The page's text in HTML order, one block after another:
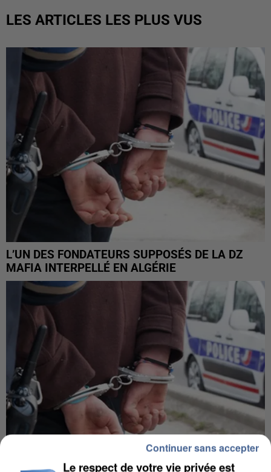
LES ARTICLES LES PLUS VUS
L’UN DES FONDATEURS SUPPOSÉS DE LA DZ
MAFIA INTERPELLÉ EN ALGÉRIE
Le respect de votre vie privée est
Continuer sans accepter